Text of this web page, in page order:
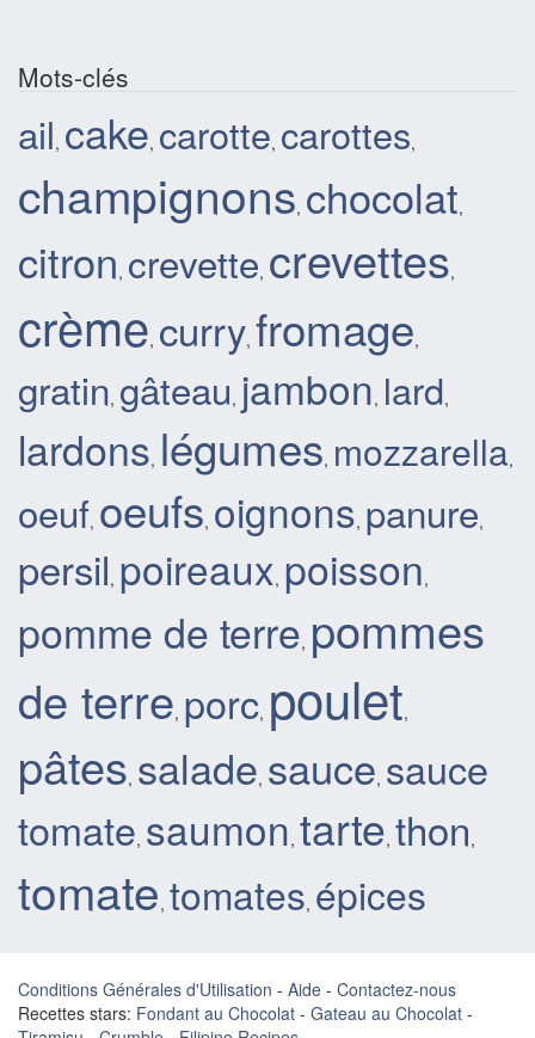
Mots-clés
ail, cake, carotte, carottes,
champignons, chocolat,
citron, crevette, crevettes,
crème, curry, fromage,
gratin, gâteau, jambon, lard,
lardons, légumes, mozzarella,
oeuf, oeufs, oignons, panure,
persil, poireaux, poisson,
pomme de terre, pommes
de terre, porc, poulet,
pâtes, salade, sauce, sauce
tomate, saumon, tarte, thon,
tomate, tomates, épices
Conditions Générales d'Utilisation - Aide - Contactez-nous
Recettes stars: Fondant au Chocolat - Gateau au Chocolat -